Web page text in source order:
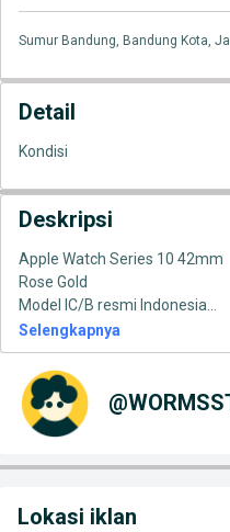
Sumur Bandung, Bandung Kota,
Detail
Kondisi
Deskripsi
Apple Watch Series 10 42mm
Rose Gold
Model IC/B resmi Indonesia
Selengkapnya
Lokasi iklan